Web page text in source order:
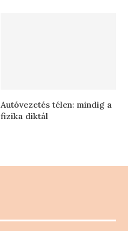
Autóvezetés télen: mindig a
fizika diktál